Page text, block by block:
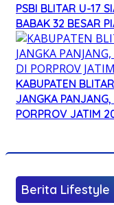
PSBI BLITAR U-17
BABAK 32 BESAR
KABUPATEN
JANGKA
PORPROV JATIM
Berita Lifestyle